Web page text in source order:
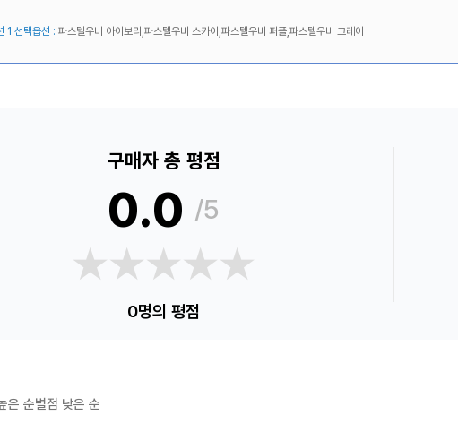
1 선택옵션 : 파스텔우비 아이보리,파스텔우비 스카이,파스텔우비 퍼플,파스텔우비 그레이
구매자 총 평점
0.0 /5
★★★★★
★★★★★
0명의 평점
은 순별점 낮은 순